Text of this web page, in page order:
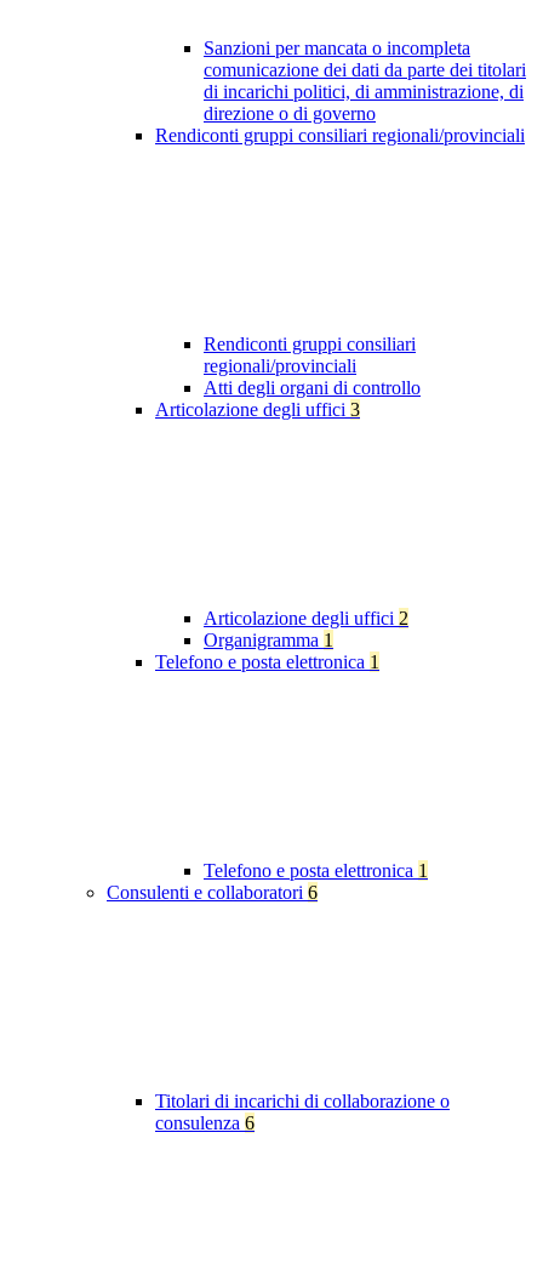
Sanzioni per mancata o incompleta
comunicazione dei dati da parte dei titolari
di incarichi politici, di amministrazione, di
direzione o di governo
Rendiconti gruppi consiliari regionali/provinciali
Rendiconti gruppi consiliari
regionali/provinciali
Atti degli organi di controllo
Articolazione degli uffici 3
Articolazione degli uffici 2
Organigramma 1
Telefono e posta elettronica 1
Telefono e posta elettronica 1
Consulenti e collaboratori 6
Titolari di incarichi di collaborazione o
consulenza 6